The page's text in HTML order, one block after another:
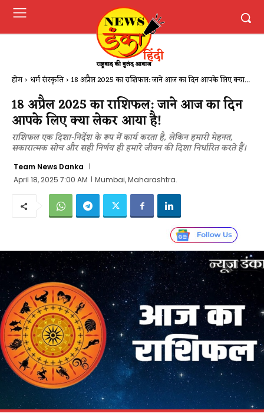
होम धर्म संस्कृति 18 अप्रैल 2025 का राशिफल: जाने आज का दिन आपके लिए क्या...
18 अप्रैल 2025 का राशिफल: जाने आज का दिन
आपके लिए क्या लेकर आया है!
राशिफल एक दिशा-निर्देश के रूप में कार्य करता है, लेकिन हमारी मेहनत,
सकारात्मक सोच और सही निर्णय ही हमारे जीवन की दिशा निर्धारित करते हैं।
Team News Danka
April 18, 2025 7:00 AM
Mumbai, Maharashtra.